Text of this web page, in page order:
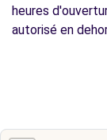
heures
autorisé en